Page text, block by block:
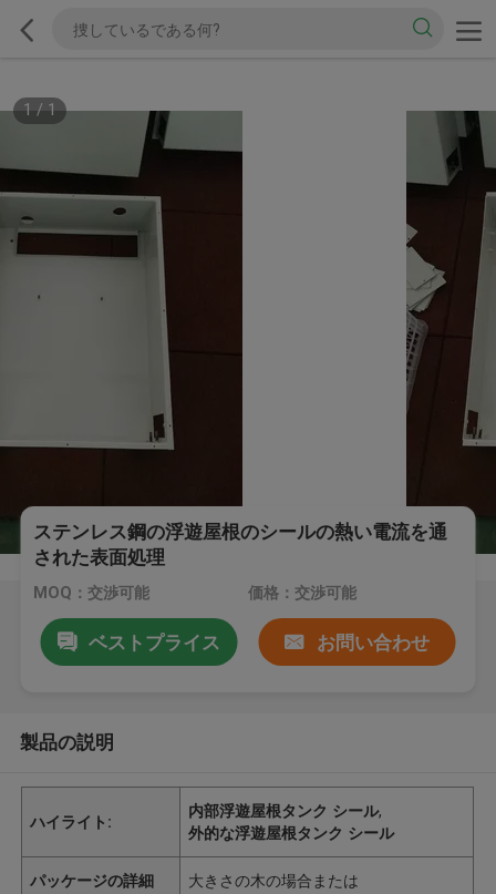
1 / 1
ステンレス鋼の浮遊屋根のシールの熱い電流を通
された表面処理
MOQ：交渉可能 価格：交渉可能
ベストプライス お問い合わせ
製品の説明
ハイライト:
内部浮遊屋根タンク シール,
外的な浮遊屋根タンク シール
パッケージの詳細 大きさの木の場合または